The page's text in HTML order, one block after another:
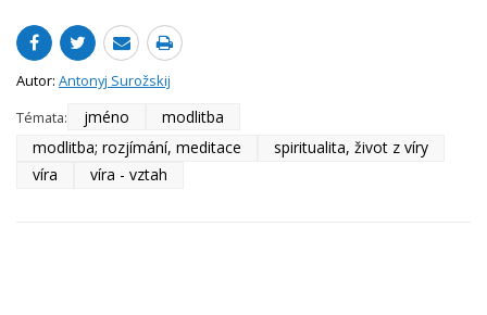
Autor: Antonyj Surožskij
Témata:
jméno
modlitba
modlitba; rozjímání, meditace
spiritualita, život z víry
víra
víra - vztah